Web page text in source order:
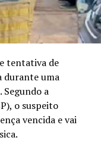
tentativa de
durante uma
Segundo a
o suspeito
vencida e vai